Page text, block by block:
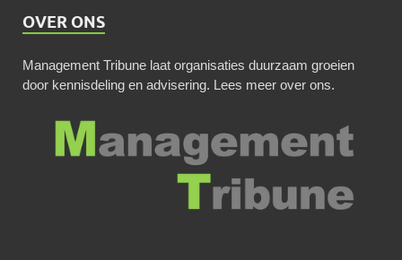
OVER ONS
Management Tribune laat organisaties duurzaam groeien
door kennisdeling en advisering. Lees meer over ons.